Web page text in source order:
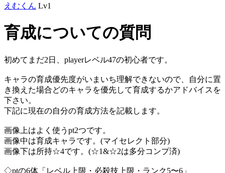
えむくん Lv1
育成についての質問
初めてまだ2日、playerレベル47の初心者です。
キャラの育成優先度がいまいち理解できないので、自分に置
き換えた場合どのキャラを優先して育成するかアドバイスを
下さい。
下記に現在の自分の育成方法を記載します。
画像上はよく使うpt2つです。
画像中は育成キャラです。(マイセレクト部分)
画像下は所持☆4です。(☆1&☆2は多分コンプ済)
◇ptの6体「レベル上限・必殺技上限・ランク5〜6」